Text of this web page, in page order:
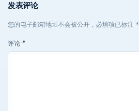
发表评论
您的电子邮箱地址不会被公开，必填项已标注 *
评论 *